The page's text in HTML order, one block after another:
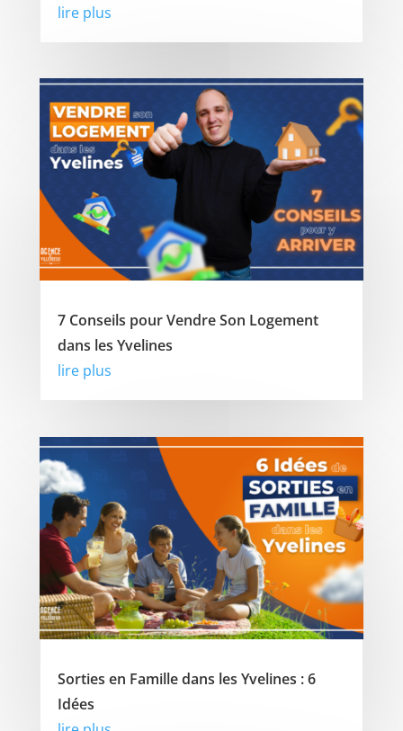
lire plus
7 Conseils pour Vendre Son Logement
dans les Yvelines
lire plus
Sorties en Famille dans les Yvelines : 6
Idées